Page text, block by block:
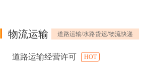
物流运输 道路运输/水路货运/物流快递
道路运输经营许可 HOT